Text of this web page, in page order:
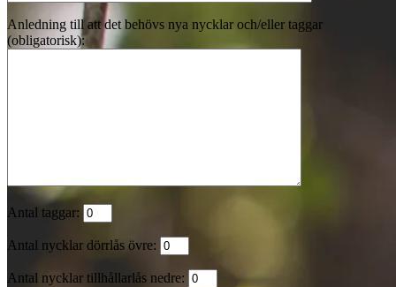
Anledning till att det behövs nya nycklar och/eller taggar
(obligatorisk):
Antal taggar:
Antal nycklar dörrlås övre:
Antal nycklar tillhållarlås nedre: